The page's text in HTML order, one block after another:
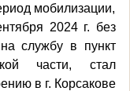
мобилизации,
2024 г. без
службу в пункт
части, стал
в г. Корсакове